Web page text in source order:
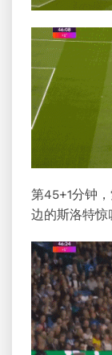
第45+1分钟
边的斯洛特惊